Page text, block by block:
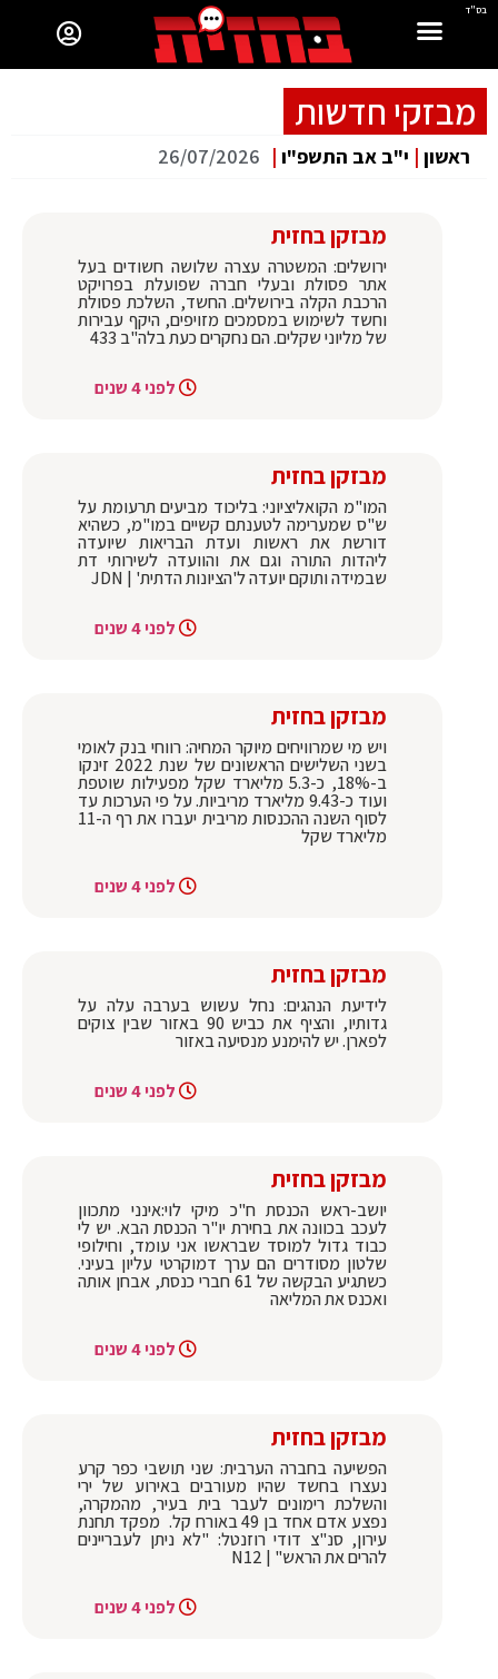
בס"ד
מבזקי חדשות
ראשון | י"ב אב התשפ"ו |
26/07/2026
מבזקן בחזית
ירושלים: המשטרה עצרה שלושה חשודים בעל
אתר פסולת ובעלי חברה שפועלת בפרויקט
הרכבת הקלה בירושלים. החשד, השלכת פסולת
וחשד לשימוש במסמכים מזויפים, היקף עבירות
של מליוני שקלים. הם נחקרים כעת בלה"ב 433
לפני 4 שנים
מבזקן בחזית
המו"מ הקואליציוני: בליכוד מביעים תרעומת על
ש"ס שמערימה לטענתם קשיים במו"מ, כשהיא
דורשת את ראשות ועדת הבריאות שיועדה
ליהדות התורה וגם את והוועדה לשירותי דת
שבמידה ותוקם יועדה ל'הציונות הדתית' | JDN
לפני 4 שנים
מבזקן בחזית
ויש מי שמרוויחים מיוקר המחיה: רווחי בנק לאומי
בשני השלישים הראשונים של שנת 2022 זינקו
ב-18%, כ-5.3 מליארד שקל מפעילות שוטפת
ועוד כ-9.43 מליארד מריביות. על פי הערכות עד
לסוף השנה ההכנסות מריבית יעברו את רף ה-11
מליארד שקל
לפני 4 שנים
מבזקן בחזית
לידיעת הנהגים: נחל עשוש בערבה עלה על
גדותיו, והציף את כביש 90 באזור שבין צוקים
לפארן. יש להימנע מנסיעה באזור
לפני 4 שנים
מבזקן בחזית
יושב-ראש הכנסת ח"כ מיקי לוי:אינני מתכוון
לעכב בכוונה את בחירת יו"ר הכנסת הבא. יש לי
כבוד גדול למוסד שבראשו אני עומד, וחילופי
שלטון מסודרים הם ערך דמוקרטי עליון בעיני.
כשתגיע הבקשה של 61 חברי כנסת, אבחן אותה
ואכנס את המליאה
לפני 4 שנים
מבזקן בחזית
הפשיעה בחברה הערבית: שני תושבי כפר קרע
נעצרו בחשד שהיו מעורבים באירוע של ירי
והשלכת רימונים לעבר בית בעיר, מהמקרה,
נפצע אדם אחד בן 49 באורח קל. מפקד תחנת
עירון, סנ"צ דודי רוזנטל: "לא ניתן לעבריינים
להרים את הראש" | N12
לפני 4 שנים